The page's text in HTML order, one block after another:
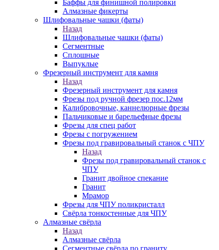
Баффы для финишной полировки
Алмазные фикерты
Шлифовальные чашки (фаты)
Назад
Шлифовальные чашки (фаты)
Сегментные
Сплошные
Выпуклые
Фрезерный инструмент для камня
Назад
Фрезерный инструмент для камня
Фрезы под ручной фрезер пос.12мм
Калибровочные, каннелюрные фрезы
Пальчиковые и барельефные фрезы
Фрезы для спец работ
Фрезы с погружением
Фрезы под гравировальный станок с ЧПУ
Назад
Фрезы под гравировальный станок с
ЧПУ
Гранит двойное спекание
Гранит
Мрамор
Фрезы для ЧПУ поликристалл
Свёрла тонкостенные для ЧПУ
Алмазные свёрла
Назад
Алмазные свёрла
Сегментные свёрла по граниту